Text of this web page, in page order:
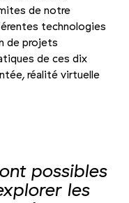
de notre
technologies
de projets
de ces dix
réalité virtuelle
possibles
les